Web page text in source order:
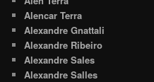
Alencar Terra
Alexandre Gnattali
Alexandre Ribeiro
Alexandre Sales
Alexandre Salles